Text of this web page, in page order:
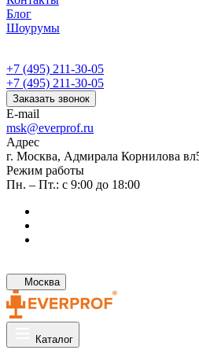
Блог
Шоурумы
+7 (495) 211-30-05
+7 (495) 211-30-05
Заказать звонок
E-mail
msk@everprof.ru
Адрес
г. Москва, Адмирала Корнилова
Режим работы
Пн. – Пт.: с 9:00 до 18:00
Москва
Каталог